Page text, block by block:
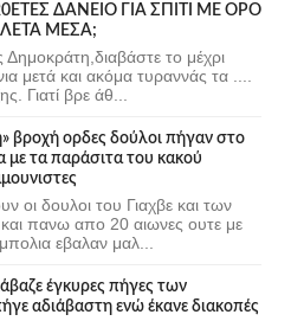
ΔΑΝΕΙΟ ΓΙΑ ΣΠΙΤΙ ΜΕ ΟΡΟ
ΜΕΣΑ;
Δημοκράτη,διαβάστε το μέχρι
μετά και ακόμα τυραννάς τα ....
Γιατί βρε άθ...
βροχή ορδες δούλοι πήγαν στο
με τα παράσιτα του κακού
οι δουλοι του Γιαχβε και των
πανω απο 20 αιωνες ουτε με
εβαλαν μαλ...
έγκυρες πήγες των
αδιάβαστη ενώ έκανε διακοπές